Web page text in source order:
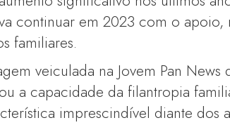
continuar em 2023 com o apoio,
familiares.
veiculada na Jovem Pan News
a capacidade da filantropia
imprescindível diante dos